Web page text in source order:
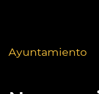
Ayuntamiento